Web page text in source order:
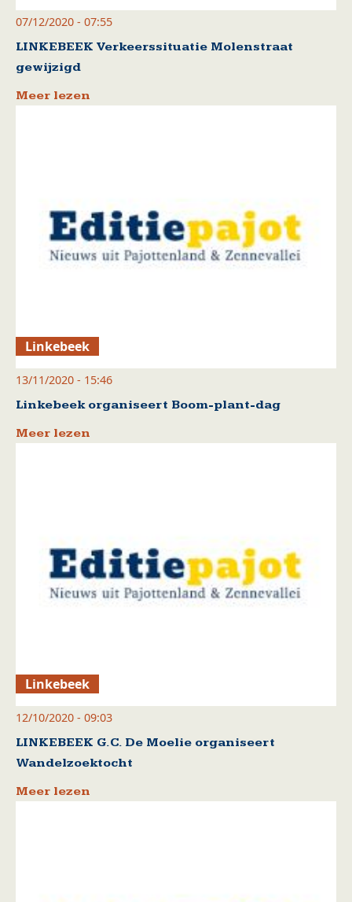
07/12/2020 - 07:55
LINKEBEEK Verkeerssituatie Molenstraat
gewijzigd
Meer lezen
Linkebeek
13/11/2020 - 15:46
Linkebeek organiseert Boom-plant-dag
Meer lezen
Linkebeek
12/10/2020 - 09:03
LINKEBEEK G.C. De Moelie organiseert
Wandelzoektocht
Meer lezen